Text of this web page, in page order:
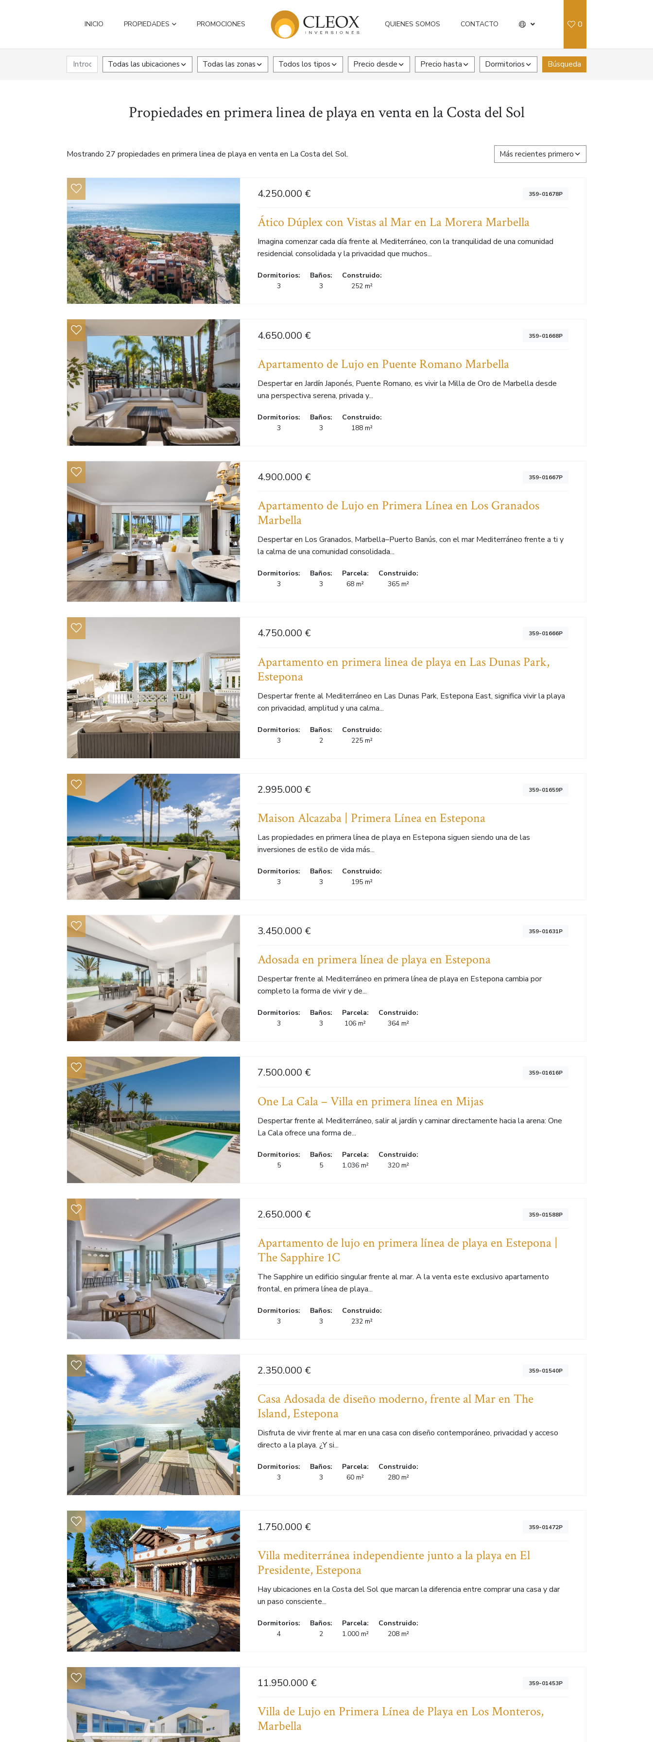
0
INICIO PROPIEDADES PROMOCIONES QUIENES SOMOS CONTACTO
Todas las ubicaciones Todas las zonas Todos los tipos Precio desde Precio hasta Dormitorios Búsqueda
Propiedades en primera linea de playa en venta en la Costa del Sol
Mostrando 27 propiedades en primera linea de playa en venta en La Costa del Sol. Más recientes primero
4.250.000 € 359-01678P
Ático Dúplex con Vistas al Mar en La Morera Marbella
Imagina comenzar cada día frente al Mediterráneo, con la tranquilidad de una comunidad
residencial consolidada y la privacidad que muchos...
Dormitorios:
3
Baños:
3
Construido:
252 m²
4.650.000 € 359-01668P
Apartamento de Lujo en Puente Romano Marbella
Despertar en Jardín Japonés, Puente Romano, es vivir la Milla de Oro de Marbella desde
una perspectiva serena, privada y...
Dormitorios:
3
Baños:
3
Construido:
188 m²
4.900.000 € 359-01667P
Apartamento de Lujo en Primera Línea en Los Granados
Marbella
Despertar en Los Granados, Marbella–Puerto Banús, con el mar Mediterráneo frente a ti y
la calma de una comunidad consolidada...
Dormitorios:
3
Baños:
3
Parcela:
68 m²
Construido:
365 m²
4.750.000 € 359-01666P
Apartamento en primera linea de playa en Las Dunas Park,
Estepona
Despertar frente al Mediterráneo en Las Dunas Park, Estepona East, significa vivir la playa
con privacidad, amplitud y una calma...
Dormitorios:
3
Baños:
2
Construido:
225 m²
2.995.000 € 359-01659P
Maison Alcazaba | Primera Línea en Estepona
Las propiedades en primera línea de playa en Estepona siguen siendo una de las
inversiones de estilo de vida más...
Dormitorios:
3
Baños:
3
Construido:
195 m²
3.450.000 € 359-01631P
Adosada en primera línea de playa en Estepona
Despertar frente al Mediterráneo en primera línea de playa en Estepona cambia por
completo la forma de vivir y de...
Dormitorios:
3
Baños:
3
Parcela:
106 m²
Construido:
364 m²
7.500.000 € 359-01616P
One La Cala – Villa en primera línea en Mijas
Despertar frente al Mediterráneo, salir al jardín y caminar directamente hacia la arena: One
La Cala ofrece una forma de...
Dormitorios:
5
Baños:
5
Parcela:
1.036 m²
Construido:
320 m²
2.650.000 € 359-01588P
Apartamento de lujo en primera línea de playa en Estepona |
The Sapphire 1C
The Sapphire un edificio singular frente al mar. A la venta este exclusivo apartamento
frontal, en primera línea de playa...
Dormitorios:
3
Baños:
3
Construido:
232 m²
2.350.000 € 359-01540P
Casa Adosada de diseño moderno, frente al Mar en The
Island, Estepona
Disfruta de vivir frente al mar en una casa con diseño contemporáneo, privacidad y acceso
directo a la playa. ¿Y si...
Dormitorios:
3
Baños:
3
Parcela:
60 m²
Construido:
280 m²
1.750.000 € 359-01472P
Villa mediterránea independiente junto a la playa en El
Presidente, Estepona
Hay ubicaciones en la Costa del Sol que marcan la diferencia entre comprar una casa y dar
un paso consciente...
Dormitorios:
4
Baños:
2
Parcela:
1.000 m²
Construido:
208 m²
11.950.000 € 359-01453P
Villa de Lujo en Primera Línea de Playa en Los Monteros,
Marbella